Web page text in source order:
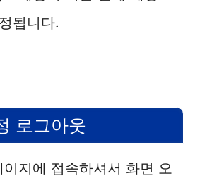
됩니다.
로그아웃
지에 접속하셔서 화면 오